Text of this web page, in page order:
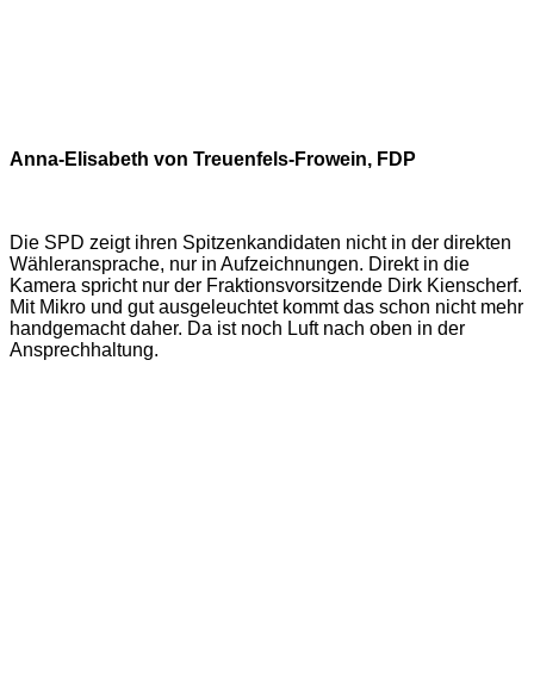
Anna-Elisabeth von Treuenfels-Frowein, FDP
Die SPD zeigt ihren Spitzenkandidaten nicht in der direkten
Wähleransprache, nur in Aufzeichnungen. Direkt in die
Kamera spricht nur der Fraktionsvorsitzende Dirk Kienscherf.
Mit Mikro und gut ausgeleuchtet kommt das schon nicht mehr
handgemacht daher. Da ist noch Luft nach oben in der
Ansprechhaltung.